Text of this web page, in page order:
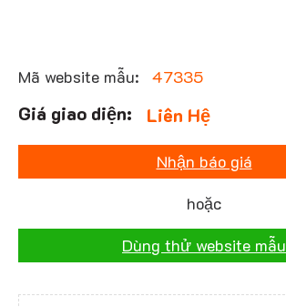
Mã website mẫu: 47335
Liên Hệ
Nhận báo giá
hoặc
Dùng thử website mẫu